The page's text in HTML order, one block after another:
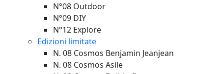
N°08 Outdoor
N°09 DIY
N°12 Explore
Edizioni limitate
N. 08 Cosmos Benjamin Jeanjean
N. 08 Cosmos Asile